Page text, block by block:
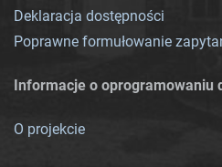
Deklaracja dostępności
Poprawne formułowanie
Informacje o oprogramowaniu
O projekcie